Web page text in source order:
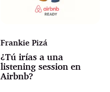
Frankie Pizá
¿Tú irías a una
listening session en
Airbnb?